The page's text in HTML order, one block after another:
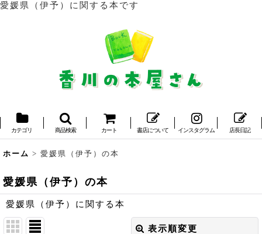
愛媛県（伊予）に関する本です
カテゴリ 商品検索 カート 書店について インスタグラム 店長日記
ホーム > 愛媛県（伊予）の本
愛媛県（伊予）の本
愛媛県（伊予）に関する本
表示順変更